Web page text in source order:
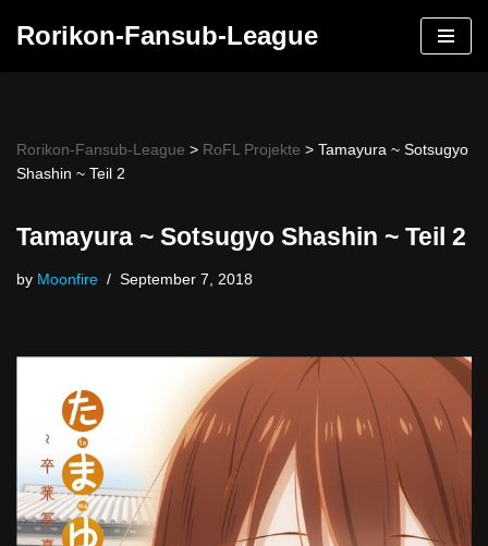
Rorikon-Fansub-League
Rorikon-Fansub-League > RoFL Projekte > Tamayura ~ Sotsugyo
Shashin ~ Teil 2
Tamayura ~ Sotsugyo Shashin ~ Teil 2
by Moonfire September 7, 2018